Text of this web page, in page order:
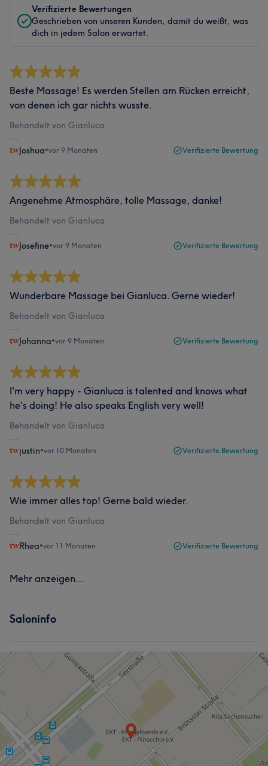
Verifizierte Bewertungen
Geschrieben von unseren Kunden, damit du weißt, was
dich in jedem Salon erwartet.
Beste Massage! Es werden Stellen am Rücken erreicht,
von denen ich gar nichts wusste.
Behandelt von Gianluca
Joshua•vor 9 Monaten Verifizierte Bewertung
Angenehme Atmosphäre, tolle Massage, danke!
Behandelt von Gianluca
Josefine•vor 9 Monaten Verifizierte Bewertung
Wunderbare Massage bei Gianluca. Gerne wieder!
Behandelt von Gianluca
Johanna•vor 9 Monaten Verifizierte Bewertung
I'm very happy - Gianluca is talented and knows what
he's doing! He also speaks English very well!
Behandelt von Gianluca
justin•vor 10 Monaten Verifizierte Bewertung
Wie immer alles top! Gerne bald wieder.
Behandelt von Gianluca
Rhea•vor 11 Monaten Verifizierte Bewertung
Mehr anzeigen...
Saloninfo